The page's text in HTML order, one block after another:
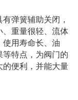
弹簧辅助关闭，
、重量很轻、流体
用寿命长、油
特点，为阀门的
的便利，并能大量